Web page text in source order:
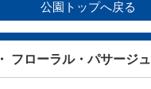
公園トップへ戻る
フローラル・パサージュ